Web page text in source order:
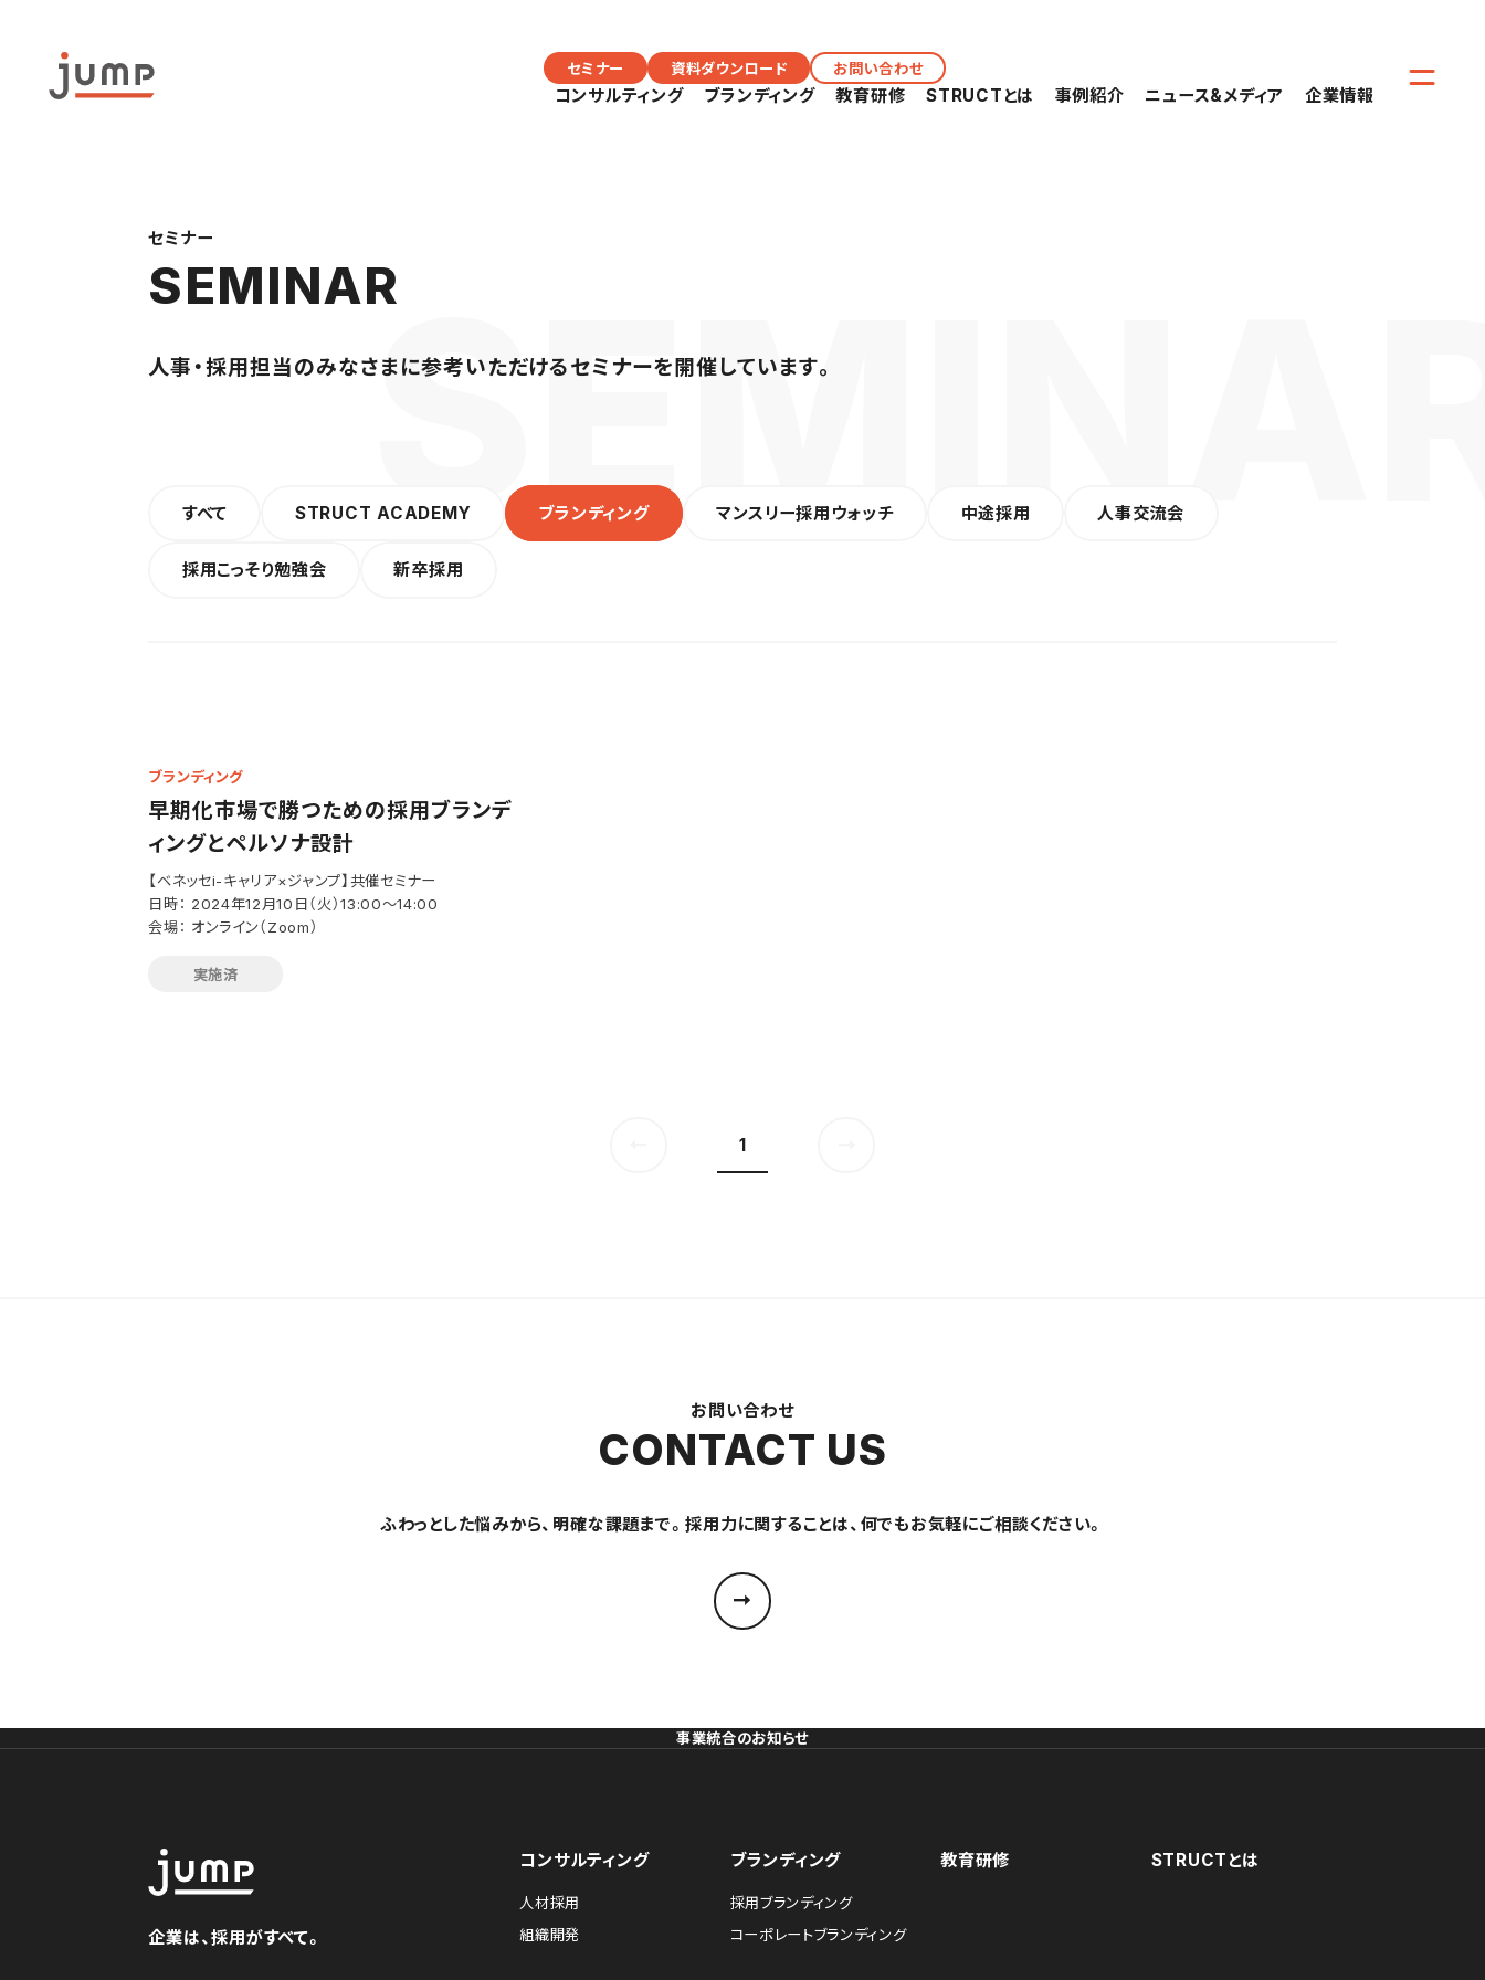
コンサルティング ブランディング 教育研修 STRUCTとは 事例紹介 ニュース&メディア 企業情報
セミナー 資料ダウンロード お問い合わせ
セミナー
SEMINAR
人事・採用担当のみなさまに参考いただけるセミナーを開催しています。
すべて STRUCT ACADEMY ブランディング マンスリー採用ウォッチ 中途採用 人事交流会
採用こっそり勉強会 新卒採用
早期化市場で勝つための採用ブランデ
ィングとペルソナ設計
ブランディング
【ベネッセi-キャリア×ジャンプ】共催セミナー
日時： 2024年12月10日（火）13:00〜14:00
会場： オンライン（Zoom）
実施済
1
お問い合わせ
CONTACT US
ふわっとした悩みから、明確な課題まで。採用力に関することは、何でもお気軽にご相談ください。
事業統合のお知らせ
コンサルティング
人材採用
組織開発
ブランディング
採用ブランディング
コーポレートブランディング
教育研修 STRUCTとは
企業は、採用がすべて。